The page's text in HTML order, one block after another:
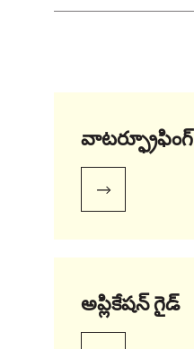
వాటర్ఫ్రూఫింగ్
అప్లికేషన్ గైడ్